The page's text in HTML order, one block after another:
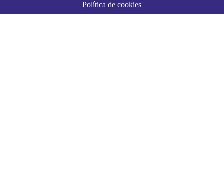
Política de cookies